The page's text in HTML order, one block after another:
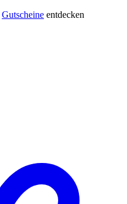
Gutscheine entdecken